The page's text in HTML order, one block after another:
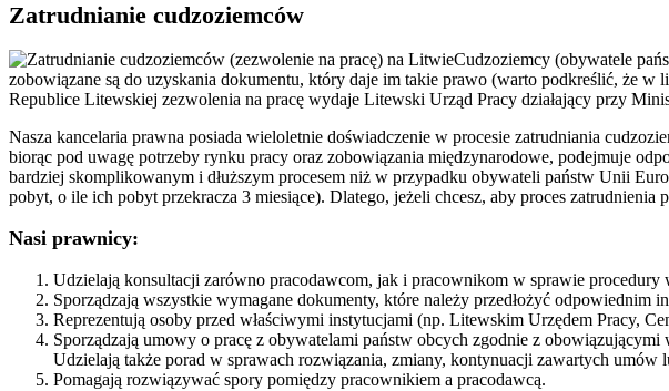
Zatrudnianie cudzoziemców
Cudzoziemcy (obywatele
zobowiązane są do uzyskania dokumentu, który daje im takie prawo (warto podkreślić, że
Republice Litewskiej zezwolenia na pracę wydaje Litewski Urząd Pracy działający przy
Nasza kancelaria prawna posiada wieloletnie doświadczenie w procesie zatrudniania
biorąc pod uwagę potrzeby rynku pracy oraz zobowiązania międzynarodowe, podejmuje
bardziej skomplikowanym i dłuższym procesem niż w przypadku obywateli państw Unii
pobyt, o ile ich pobyt przekracza 3 miesiące). Dlatego, jeżeli chcesz, aby proces zatrudnienia
Nasi prawnicy:
Udzielają konsultacji zarówno pracodawcom, jak i pracownikom w sprawie procedury
Sporządzają wszystkie wymagane dokumenty, które należy przedłożyć odpowiednim
Reprezentują osoby przed właściwymi instytucjami (np. Litewskim Urzędem Pracy,
Sporządzają umowy o pracę z obywatelami państw obcych zgodnie z
Udzielają także porad w sprawach rozwiązania, zmiany, kontynuacji zawartych umów
Pomagają rozwiązywać spory pomiędzy pracownikiem a pracodawcą.